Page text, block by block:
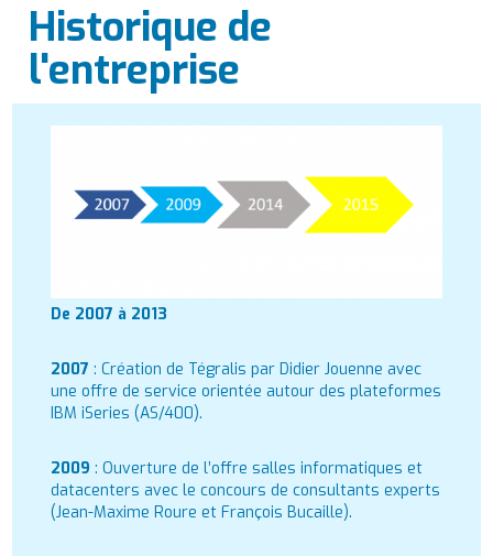
Historique de
l'entreprise
De 2007 à 2013
2007 : Création de Tégralis par Didier Jouenne avec
une offre de service orientée autour des plateformes
IBM iSeries (AS/400).
2009 : Ouverture de l’offre salles informatiques et
datacenters avec le concours de consultants experts
(Jean-Maxime Roure et François Bucaille).